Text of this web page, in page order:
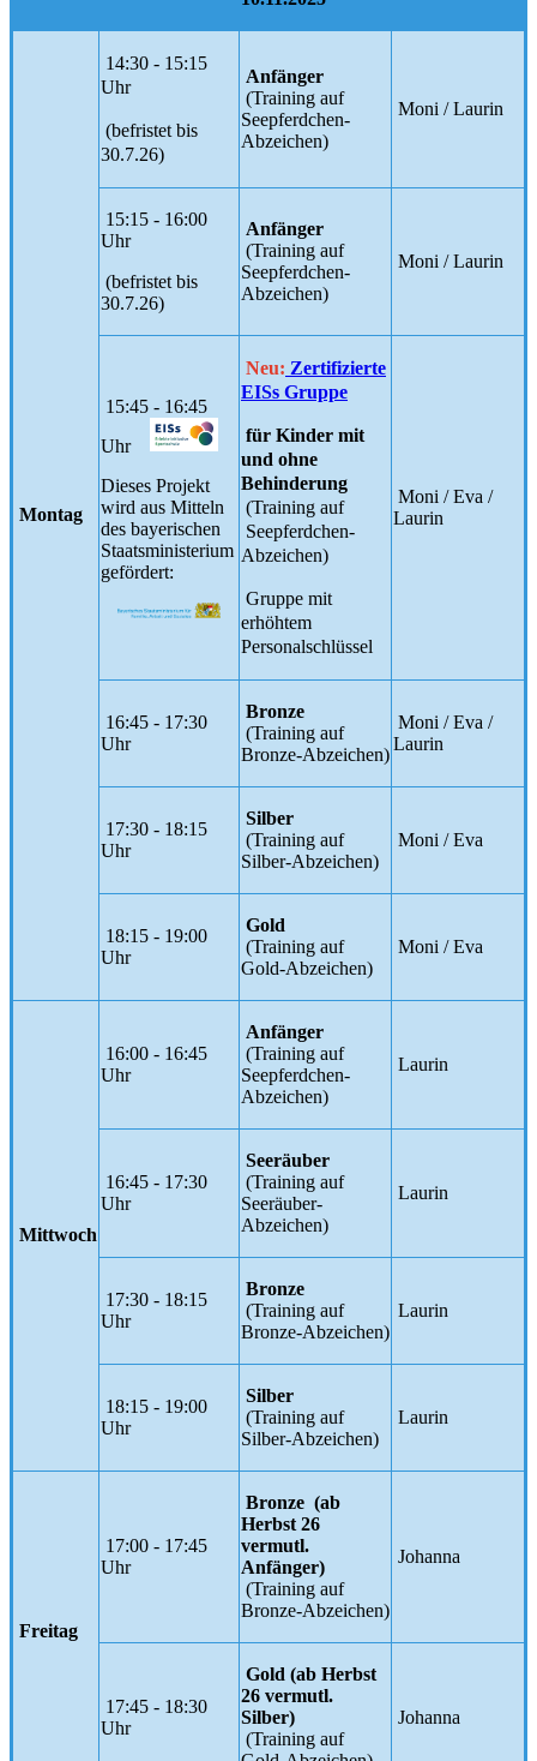
Montag
14:30 - 15:15
Uhr
(befristet bis
30.7.26)
Anfänger
(Training auf
Seepferdchen-
Abzeichen)
Moni / Laurin
15:15 - 16:00
Uhr
(befristet bis
30.7.26)
Anfänger
(Training auf
Seepferdchen-
Abzeichen)
Moni / Laurin
15:45 - 16:45
Uhr
Dieses Projekt
wird aus Mitteln
des bayerischen
Staatsministerium
gefördert:
Neu: Zertifizierte
EISs Gruppe
für Kinder mit
und ohne
Behinderung
(Training auf
Seepferdchen-
Abzeichen)
Gruppe mit
erhöhtem
Personalschlüssel
Moni / Eva /
Laurin
16:45 - 17:30
Uhr
Bronze
(Training auf
Bronze-Abzeichen)
Moni / Eva /
Laurin
17:30 - 18:15
Uhr
Silber
(Training auf
Silber-Abzeichen)
Moni / Eva
18:15 - 19:00
Uhr
Gold
(Training auf
Gold-Abzeichen)
Moni / Eva
Mittwoch
16:00 - 16:45
Uhr
Anfänger
(Training auf
Seepferdchen-
Abzeichen)
Laurin
16:45 - 17:30
Uhr
Seeräuber
(Training auf
Seeräuber-
Abzeichen)
Laurin
17:30 - 18:15
Uhr
Bronze
(Training auf
Bronze-Abzeichen)
Laurin
18:15 - 19:00
Uhr
Silber
(Training auf
Silber-Abzeichen)
Laurin
Freitag
17:00 - 17:45
Uhr
Bronze (ab
Herbst 26
vermutl.
Anfänger)
(Training auf
Bronze-Abzeichen)
Johanna
17:45 - 18:30
Uhr
Gold (ab Herbst
26 vermutl.
Silber)
(Training auf
Johanna